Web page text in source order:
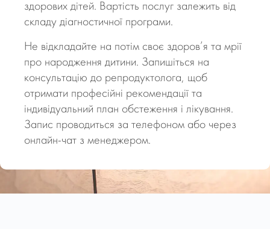
здорових дітей. Вартість послуг залежить від
складу діагностичної програми.
Не відкладайте на потім своє здоров’я та мрії
про народження дитини. Запишіться на
консультацію до репродуктолога, щоб
отримати професійні рекомендації та
індивідуальний план обстеження і лікування.
Запис проводиться за телефоном або через
онлайн-чат з менеджером.